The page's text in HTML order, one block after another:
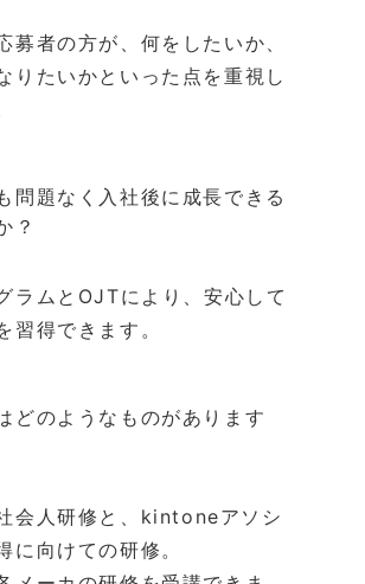
募者の方が、何をしたいか、
りたいかといった点を重視し
問題なく入社後に成長できる
？
ラムとOJTにより、安心して
習得できます。
どのようなものがあります
会人研修と、kintoneアソシ
に向けての研修。